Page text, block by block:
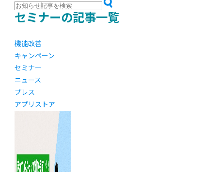
セミナーの記事一覧
機能改善
キャンペーン
セミナー
ニュース
プレス
アプリストア